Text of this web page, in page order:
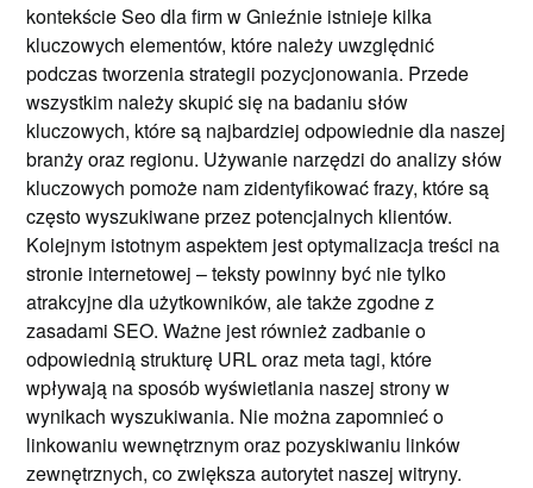
kontekście Seo dla firm w Gnieźnie istnieje kilka
kluczowych elementów, które należy uwzględnić
podczas tworzenia strategii pozycjonowania. Przede
wszystkim należy skupić się na badaniu słów
kluczowych, które są najbardziej odpowiednie dla naszej
branży oraz regionu. Używanie narzędzi do analizy słów
kluczowych pomoże nam zidentyfikować frazy, które są
często wyszukiwane przez potencjalnych klientów.
Kolejnym istotnym aspektem jest optymalizacja treści na
stronie internetowej – teksty powinny być nie tylko
atrakcyjne dla użytkowników, ale także zgodne z
zasadami SEO. Ważne jest również zadbanie o
odpowiednią strukturę URL oraz meta tagi, które
wpływają na sposób wyświetlania naszej strony w
wynikach wyszukiwania. Nie można zapomnieć o
linkowaniu wewnętrznym oraz pozyskiwaniu linków
zewnętrznych, co zwiększa autorytet naszej witryny.